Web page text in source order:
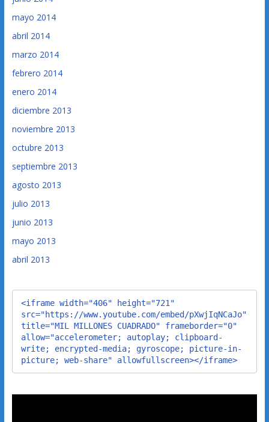
mayo 2014
abril 2014
marzo 2014
febrero 2014
enero 2014
diciembre 2013
noviembre 2013
octubre 2013
septiembre 2013
agosto 2013
julio 2013
junio 2013
mayo 2013
abril 2013
<iframe width="406" height="721"
src="https://www.youtube.com/embed/pXwjIqNCaJo"
title="MIL MILLONES CUADRADO" frameborder="0"
allow="accelerometer; autoplay; clipboard-
write; encrypted-media; gyroscope; picture-in-
picture; web-share" allowfullscreen></iframe>